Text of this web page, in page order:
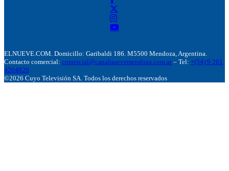
ELNUEVE.COM. Domicillo: Garibaldi 186. M5500 Mendoza, Argentina.
Contacto comercial: comercial@canalnuevemendoza.com.ar – Tel: +(54) 9 261
4204020
©2026 Cuyo Televisión SA. Todos los derechos reservados